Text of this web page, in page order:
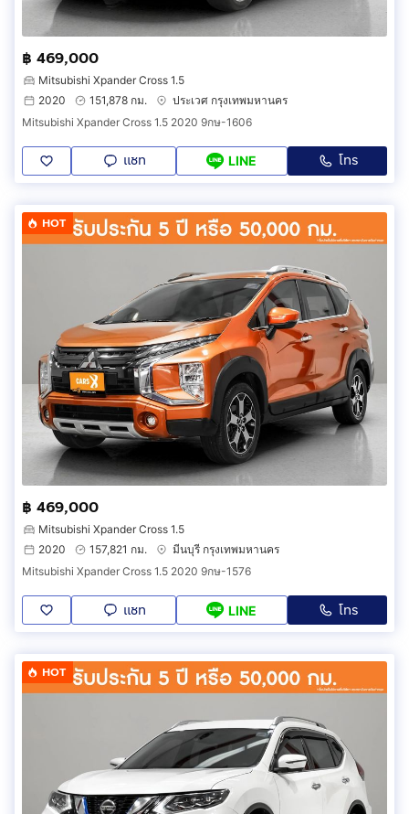
฿ 469,000
Mitsubishi Xpander Cross 1.5
2020
151,878 กม.
ประเวศ กรุงเทพมหานคร
Mitsubishi Xpander Cross 1.5 2020 9กษ-1606
แชท LINE โทร
HOT
฿ 469,000
Mitsubishi Xpander Cross 1.5
2020
157,821 กม.
มีนบุรี กรุงเทพมหานคร
Mitsubishi Xpander Cross 1.5 2020 9กษ-1576
แชท LINE โทร
HOT